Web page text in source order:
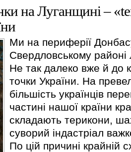
на Луганщині –
Ми на периферії
Свердловському районі
Не так далеко вже й до
точки України. На
більшість українців
частині нашої країни
складають терикони,
суворий індастріал
По цій причині крайній